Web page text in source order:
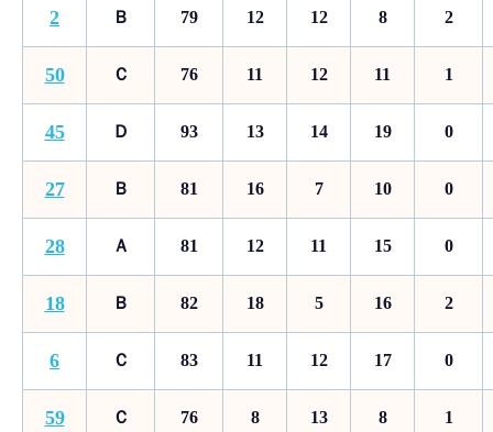
2 Ｂ 79 12 12 8 2
50 Ｃ 76 11 12 11 1
45 Ｄ 93 13 14 19 0
27 Ｂ 81 16 7 10 0
28 Ａ 81 12 11 15 0
18 Ｂ 82 18 5 16 2
6 Ｃ 83 11 12 17 0
59 Ｃ 76 8 13 8 1